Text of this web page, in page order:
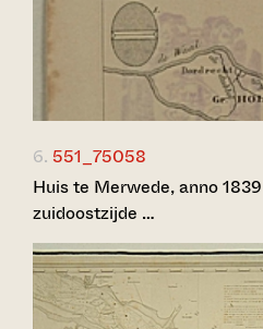
6. 551_75058
Huis te Merwede, anno
zuidoostzijde …